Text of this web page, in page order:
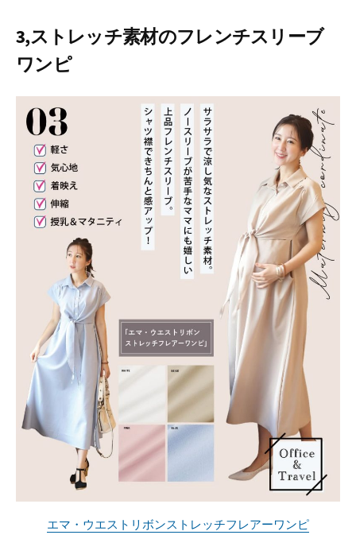
3,ストレッチ素材のフレンチスリーブ
ワンピ
エマ・ウエストリボンストレッチフレアーワンピ